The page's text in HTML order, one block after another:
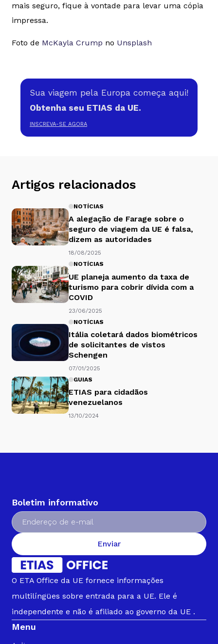
mais seguro, fique à vontade para levar uma cópia
impressa.
Foto de McKayla Crump no Unsplash
Sua viagem pela Europa começa aqui!
Obtenha seu ETIAS da UE.
INSCREVA-SE AGORA
Artigos relacionados
NOTÍCIAS
A alegação de Farage sobre o
seguro de viagem da UE é falsa,
dizem as autoridades
18/08/2025
NOTÍCIAS
UE planeja aumento da taxa de
turismo para cobrir dívida com a
COVID
23/06/2025
NOTÍCIAS
Itália coletará dados biométricos
de solicitantes de vistos
Schengen
07/01/2025
GUIAS
ETIAS para cidadãos
venezuelanos
13/10/2024
Boletim informativo
Enviar
O ETA Office da UE fornece informações
multilíngües sobre entrada para a UE. Ele é
independente e não é afiliado ao governo da UE .
Menu